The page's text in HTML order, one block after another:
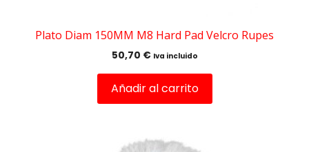
Plato Diam 150MM M8 Hard Pad Velcro Rupes
50,70 € Iva incluido
Añadir al carrito